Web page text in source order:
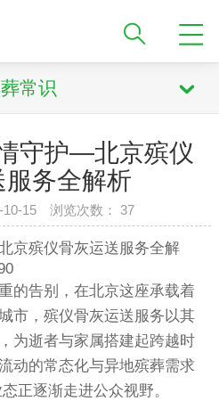
常识
守护—北京殡仪
服务全解析
10-15 浏览次数：37
京殡仪骨灰运送服务全解
的告别，在北京这座承载着
市，殡仪骨灰运送服务以其
为逝者与家属搭建起跨越时
动的常态化与异地殡葬需求
正逐渐走进公众视野。